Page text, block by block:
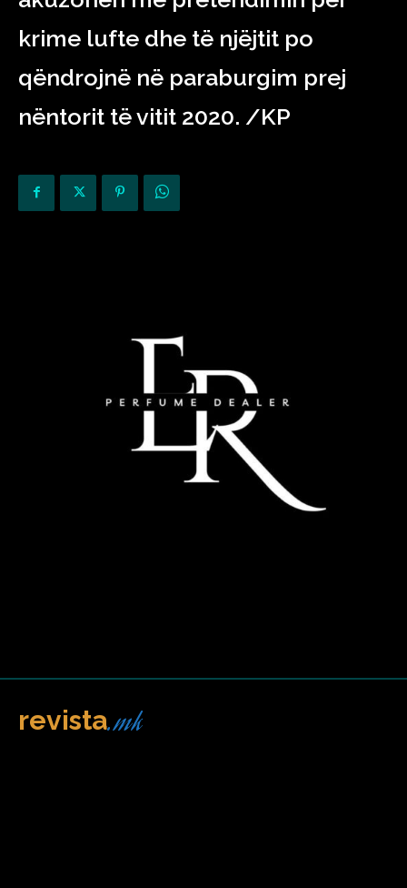
krime lufte dhe të njëjtit po
qëndrojnë në paraburgim prej
nëntorit të vitit 2020. /KP
revista.mk